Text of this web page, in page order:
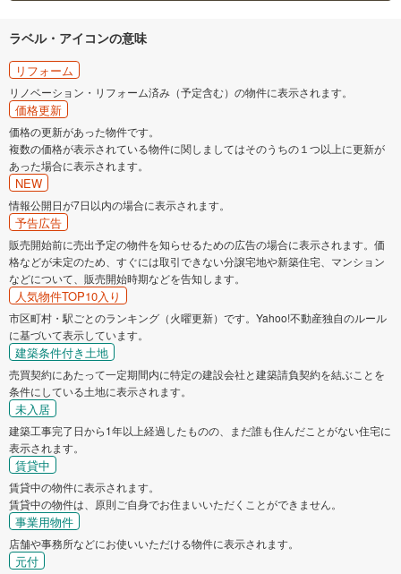
ラベル・アイコンの意味
リフォーム
リノベーション・リフォーム済み（予定含む）の物件に表示されます。
価格更新
価格の更新があった物件です。
複数の価格が表示されている物件に関しましてはそのうちの１つ以上に更新が
あった場合に表示されます。
NEW
情報公開日が7日以内の場合に表示されます。
予告広告
販売開始前に売出予定の物件を知らせるための広告の場合に表示されます。価
格などが未定のため、すぐには取引できない分譲宅地や新築住宅、マンション
などについて、販売開始時期などを告知します。
人気物件TOP10入り
市区町村・駅ごとのランキング（火曜更新）です。Yahoo!不動産独自のルール
に基づいて表示しています。
建築条件付き土地
売買契約にあたって一定期間内に特定の建設会社と建築請負契約を結ぶことを
条件にしている土地に表示されます。
未入居
建築工事完了日から1年以上経過したものの、まだ誰も住んだことがない住宅に
表示されます。
賃貸中
賃貸中の物件に表示されます。
賃貸中の物件は、原則ご自身でお住まいいただくことができません。
事業用物件
店舗や事務所などにお使いいただける物件に表示されます。
元付